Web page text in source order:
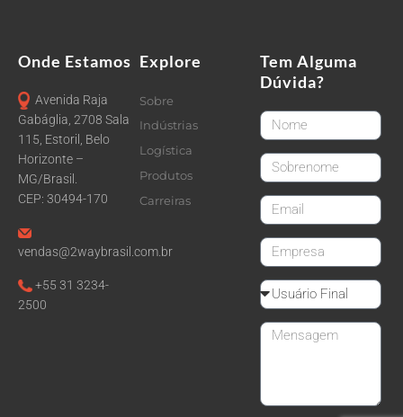
Onde Estamos
Avenida Raja
Gabáglia, 2708 Sala
115, Estoril, Belo
Horizonte –
MG/Brasil.
CEP: 30494-170
vendas@2waybrasil.com.br
+55 31 3234-
2500
Explore
Sobre
Indústrias
Logística
Produtos
Carreiras
Tem Alguma
Dúvida?
FirstName
LastName
email
CompanyName
Reseller
Message